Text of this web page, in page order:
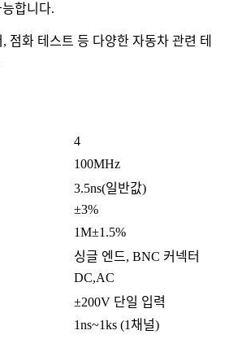
합니다.
점화 테스트 등 다양한 자동차 관련 테
4
100MHz
3.5ns(일반값)
±3%
1M±1.5%
싱글 엔드, BNC 커넥터
DC,AC
±200V 단일 입력
1ns~1ks (1채널)